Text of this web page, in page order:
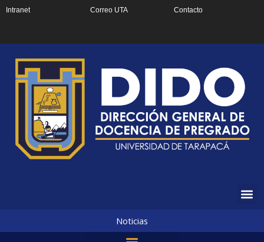
Intranet Correo UTA Contacto
Noticias